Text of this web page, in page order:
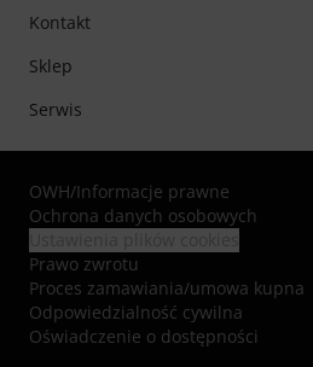
Kontakt
Sklep
Serwis
OWH/Informacje prawne
Ochrona danych osobowych
Prawo zwrotu
Proces zamawiania/umowa kupna
Odpowiedzialność cywilna
Oświadczenie o dostępności